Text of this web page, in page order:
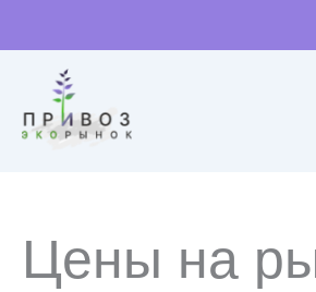
к
содержимому
Цены на